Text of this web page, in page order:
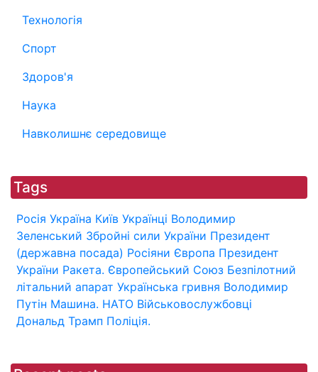
Технологія
Спорт
Здоров'я
Наука
Навколишнє середовище
Tags
Росія Україна Київ Українці Володимир
Зеленський Збройні сили України Президент
(державна посада) Росіяни Європа Президент
України Ракета. Європейський Союз Безпілотний
літальний апарат Українська гривня Володимир
Путін Машина. НАТО Військовослужбовці
Дональд Трамп Поліція.